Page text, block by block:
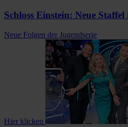
Schloss Einstein: Neue
Neue Folgen der Jugendserie
Hier klicken